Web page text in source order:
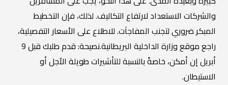
والشركات الاستعداد لارتفاع التكاليف. لذلك، فإن التخطيط
المبكر ضروري لتجنب المفاجآت. للاطلاع على الأسعار التفصيلية،
راجع موقع وزارة الداخلية البريطانية.نصيحة: قدم طلبك قبل 9
أبريل إن أمكن، خاصةً بالنسبة للتأشيرات طويلة الأجل أو
الاستيطان.